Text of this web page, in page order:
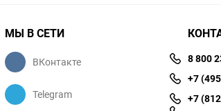
МЫ В СЕТИ
ВКонтакте
Telegram
8 800
+7
+7